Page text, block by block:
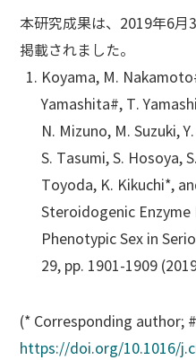
本研究成果は、2019年6
掲載されました。
Koyama, M.
Yamashita#, T.
N. Mizuno, M. Suzuki,
S. Tasumi, S. Hosoya,
Toyoda, K. Kikuchi*,
Steroidogenic
Phenotypic Sex in
29, pp. 1901-1909
(* Corresponding author;
https://doi.org/10.1016/